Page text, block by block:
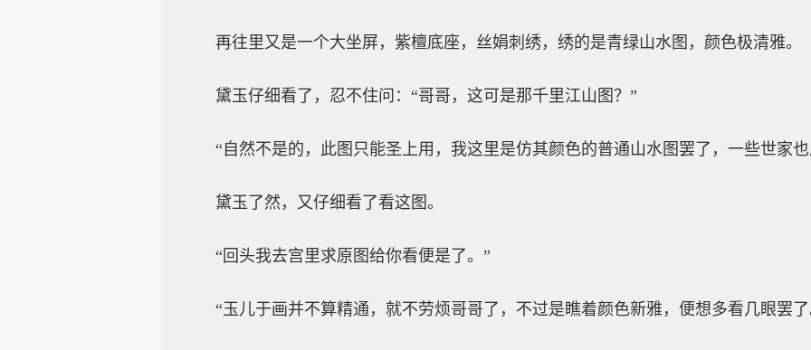
再往里又是一个大坐屏，紫檀底座，丝娟刺绣，绣的是青绿山水图，颜色极清雅。
黛玉仔细看了，忍不住问：“哥哥，这可是那千里江山图？”
“自然不是的，此图只能圣上用，我这里是仿其颜色的普通山水图罢了，一些世家
黛玉了然，又仔细看了看这图。
“回头我去宫里求原图给你看便是了。”
“玉儿于画并不算精通，就不劳烦哥哥了，不过是瞧着颜色新雅，便想多看几眼罢了